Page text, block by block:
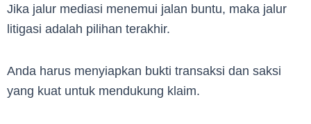
Jika jalur mediasi menemui jalan buntu, maka jalur
litigasi adalah pilihan terakhir.
Anda harus menyiapkan bukti transaksi dan saksi
yang kuat untuk mendukung klaim.